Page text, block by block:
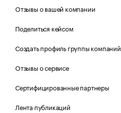
Отзывы о вашей компании
Поделиться кейсом
Создать профиль группы компаний
Отзывы о сервисе
Сертифицированные партнеры
Лента публикаций